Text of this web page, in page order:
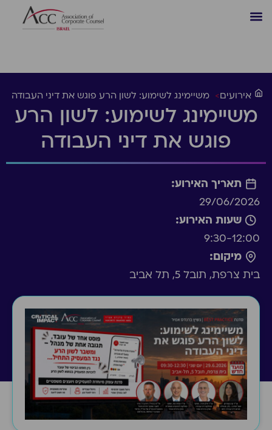
אירועים> משיימינג לשימוע: לשון הרע פוגש את דיני העבודה
משיימינג לשימוע: לשון הרע
פוגש את דיני העבודה
תאריך האירוע:
29/06/2026
שעות האירוע:
9:30-12:00
מיקום:
בית צרפת, תובל 5, תל אביב